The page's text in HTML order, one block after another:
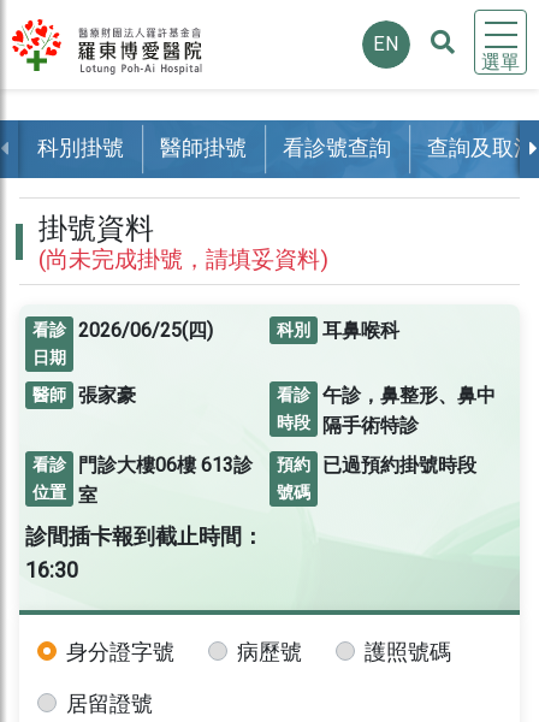
選單
EN
科別掛號 醫師掛號 看診號查詢 查詢及取消
掛號資料
(尚未完成掛號，請填妥資料)
看診
日期
2026/06/25(四) 科別 耳鼻喉科
醫師 張家豪
看診
時段
午診，鼻整形、鼻中
隔手術特診
看診
位置
門診大樓06樓613診
室
預約
號碼
已過預約掛號時段
診間插卡報到截止時間：
16:30
身分證字號 病歷號
護照號碼
居留證號